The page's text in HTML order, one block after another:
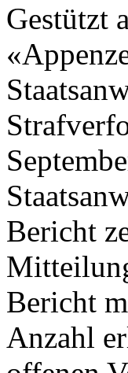
Gestützt
Bericht
Bericht
Anzahl